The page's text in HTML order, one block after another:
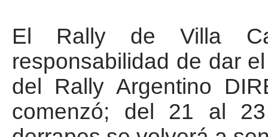
El Rally de Villa
responsabilidad de dar
del Rally Argentino
comenzó; del 21 al